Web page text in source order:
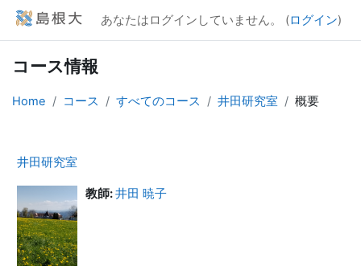
メインコンテンツへスキップする
あなたはログインしていません。 (ログイン)
コース情報
Home コース すべてのコース 井田研究室 概要
井田研究室
教師:井田 暁子